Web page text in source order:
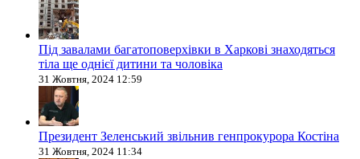
Під завалами багатоповерхівки в Харкові знаходяться
тіла ще однієї дитини та чоловіка
31 Жовтня, 2024 12:59
Президент Зеленський звільнив генпрокурора Костіна
31 Жовтня, 2024 11:34